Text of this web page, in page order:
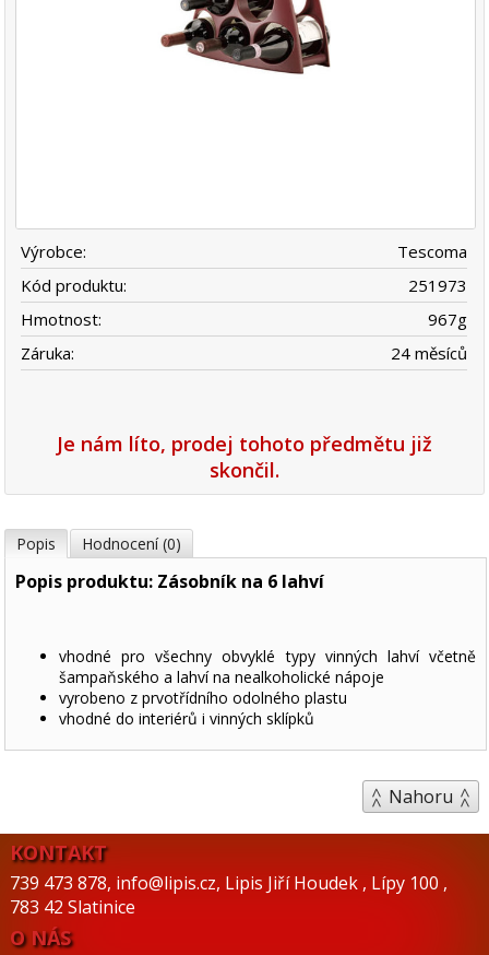
Výrobce:
Tescoma
Kód produktu:
251973
Hmotnost:
967g
Záruka:
24 měsíců
Je nám líto, prodej tohoto předmětu již
skončil.
Popis Hodnocení (0)
Popis produktu: Zásobník na 6 lahví
vhodné pro všechny obvyklé typy vinných lahví včetně
šampaňského a lahví na nealkoholické nápoje
vyrobeno z prvotřídního odolného plastu
vhodné do interiérů i vinných sklípků
Nahoru
KONTAKT
739 473 878, info@lipis.cz, Lipis Jiří Houdek , Lípy 100 ,
783 42 Slatinice
O NÁS